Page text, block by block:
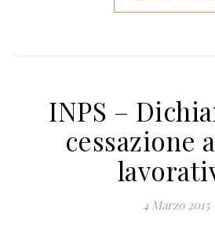
INPS –
cessazione
4 Marzo 2015